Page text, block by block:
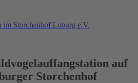
auf
Storchenhof